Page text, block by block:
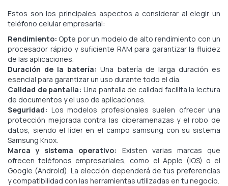
Estos son los principales aspectos a considerar al elegir un
teléfono celular empresarial:
Rendimiento: Opte por un modelo de alto rendimiento con un
procesador rápido y suficiente RAM para garantizar la fluidez
de las aplicaciones.
Duración de la batería: Una batería de larga duración es
esencial para garantizar un uso durante todo el día.
Calidad de pantalla: Una pantalla de calidad facilita la lectura
de documentos y el uso de aplicaciones.
Seguridad: Los modelos profesionales suelen ofrecer una
protección mejorada contra las ciberamenazas y el robo de
datos, siendo el líder en el campo samsung con su sistema
Samsung Knox.
Marca y sistema operativo: Existen varias marcas que
ofrecen teléfonos empresariales, como el Apple (iOS) o el
Google (Android). La elección dependerá de tus preferencias
y compatibilidad con las herramientas utilizadas en tu negocio.